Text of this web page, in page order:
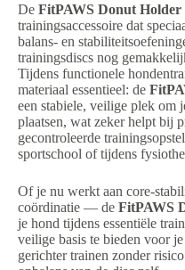
De FitPAWS Donut Holder
trainingsaccessoire dat
balans- en
trainingsdiscs nog
Tijdens functionele
materiaal essentieel: de
een stabiele, veilige plek om
plaatsen, wat zeker helpt bij
gecontroleerde
sportschool of tijdens
Of je nu werkt aan core-
coördinatie — de FitPAWS
je hond tijdens essentiële
veilige basis te bieden voor
gerichter trainen zonder